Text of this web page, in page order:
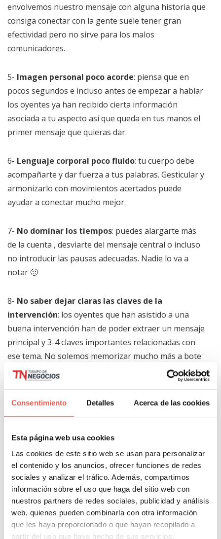
Consentimiento Detalles Acerca de las cookies
Esta página web usa cookies
Las cookies de este sitio web se usan para personalizar
el contenido y los anuncios, ofrecer funciones de redes
sociales y analizar el tráfico. Además, compartimos
información sobre el uso que haga del sitio web con
nuestros partners de redes sociales, publicidad y análisis
web, quienes pueden combinarla con otra información
que les haya proporcionado o que hayan recopilado a
partir del uso que haya hecho de sus servicios.
envolvemos nuestro mensaje con alguna historia que
consiga conectar con la gente suele tener gran
efectividad pero no sirve para los malos
comunicadores.
5- Imagen personal poco acorde: piensa que en
pocos segundos e incluso antes de empezar a hablar
los oyentes ya han recibido cierta información
asociada a tu aspecto así que queda en tus manos el
primer mensaje que quieras dar.
6- Lenguaje corporal poco fluido: tu cuerpo debe
acompañarte y dar fuerza a tus palabras. Gesticular y
armonizarlo con movimientos acertados puede
ayudar a conectar mucho mejor.
7- No dominar los tiempos: puedes alargarte más
de la cuenta , desviarte del mensaje central o incluso
no introducir las pausas adecuadas. Nadie lo va a
notar 🙂
8- No saber dejar claras las claves de la
intervención: los oyentes que han asistido a una
buena intervención han de poder extraer un mensaje
principal y 3-4 claves importantes relacionadas con
ese tema. No solemos memorizar mucho más a bote
pronto, así que si tu audiencia no se ha quedado con
eso es como si no hubieras hablado.
algunos de los despropósitos que puedes adoptar
para ser una mal comunicador aventajado.
10-Imponer antes que convencer: como dirían
algunos políticos: «quién se mueva no saldrá en la
foto», por lo tanto, impón tu criterio a todo aquel que
ose cuestionar todo lo que digas. La argumentación